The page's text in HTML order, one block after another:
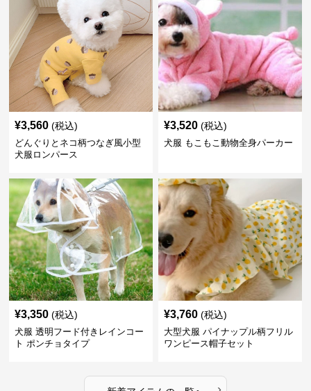
¥3,560 (税込)
どんぐりとネコ柄つなぎ風小型
犬服ロンパース
¥3,520 (税込)
犬服 もこもこ動物全身パーカー
¥3,350 (税込)
犬服 透明フード付きレインコー
ト ポンチョタイプ
¥3,760 (税込)
大型犬服 パイナップル柄フリル
ワンピース帽子セット